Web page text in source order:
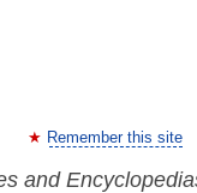
Remember this site
and